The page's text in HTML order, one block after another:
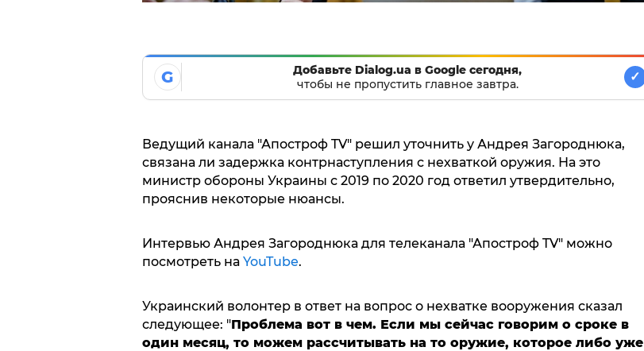
G
Добавьте Dialog.ua в Google сегодня,
чтобы не пропустить главное завтра.
✓
Ведущий канала "Апостроф TV" решил уточнить у Андрея Загороднюка,
связана ли задержка контрнаступления с нехваткой оружия. На это
министр обороны Украины с 2019 по 2020 год ответил утвердительно,
прояснив некоторые нюансы.
Интервью Андрея Загороднюка для телеканала "Апостроф TV" можно
посмотреть на YouTube.
Украинский волонтер в ответ на вопрос о нехватке вооружения сказал
следующее: "Проблема вот в чем. Если мы сейчас говорим о сроке в
один месяц, то можем рассчитывать на то оружие, которое либо уже